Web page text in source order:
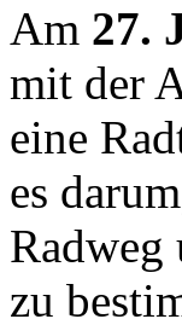
Am 27.
mit der
eine
es
Radweg
zu